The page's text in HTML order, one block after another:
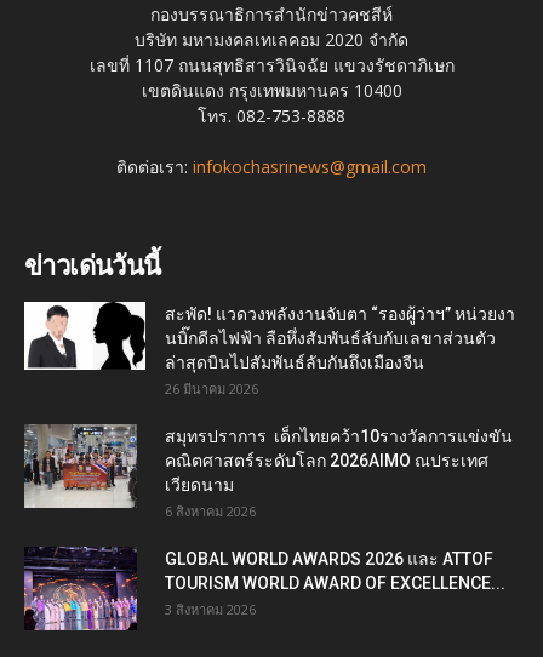
กองบรรณาธิการสำนักข่าวคชสีห์
บริษัท มหามงคลเทเลคอม 2020 จำกัด
เลขที่ 1107 ถนนสุทธิสารวินิจฉัย แขวงรัชดาภิเษก
เขตดินแดง กรุงเทพมหานคร 10400
โทร. 082-753-8888
ติดต่อเรา: infokochasrinews@gmail.com
ข่าวเด่นวันนี้
สะพัด! แวดวงพลังงานจับตา “รองผู้ว่าฯ” หน่วยงา
นบิ๊กดีลไฟฟ้า ลือหึ่งสัมพันธ์ลับกับเลขาส่วนตัว
ล่าสุดบินไปสัมพันธ์ลับกันถึงเมืองจีน
26 มีนาคม 2026
สมุทรปราการ เด็กไทยคว้า10รางวัลการแข่งขัน
คณิตศาสตร์ระดับโลก 2026AIMO ณประเทศ
เวียดนาม
6 สิงหาคม 2026
GLOBAL WORLD AWARDS 2026 และ ATTOF
TOURISM WORLD AWARD OF EXCELLENCE...
3 สิงหาคม 2026